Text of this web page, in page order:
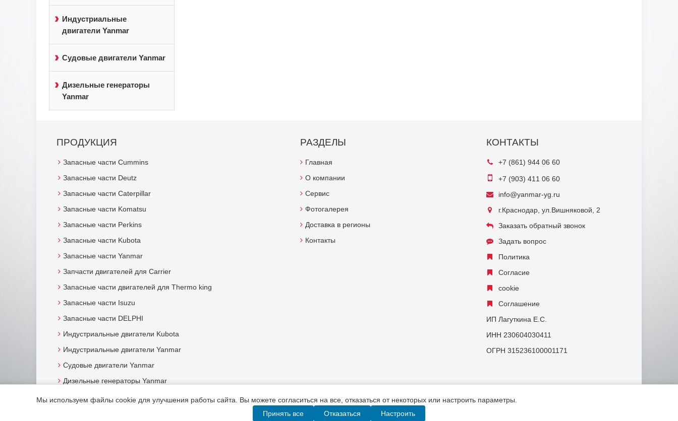
Индустриальные
двигатели Yanmar
Судовые двигатели Yanmar
Дизельные генераторы
Yanmar
ПРОДУКЦИЯ
Запасные части Cummins
Запасные части Deutz
Запасные части Caterpillar
Запасные части Komatsu
Запасные части Perkins
Запасные части Kubota
Запасные части Yanmar
Запчасти двигателей для Carrier
Запасные части двигателей для Thermo king
Запасные части Isuzu
Запасные части DELPHI
Индустриальные двигатели Kubota
Индустриальные двигатели Yanmar
Судовые двигатели Yanmar
Дизельные генераторы Yanmar
РАЗДЕЛЫ
Главная
О компании
Сервис
Фотогалерея
Доставка в регионы
Контакты
КОНТАКТЫ
+7 (861) 944 06 60
+7 (903) 411 06 60
info@yanmar-yg.ru
г.Краснодар, ул.Вишняковой, 2
Заказать обратный звонок
Задать вопрос
Политика
Согласие
cookie
Соглашение
ИП Лагуткина Е.С.
ИНН 230604030411
ОГРН 315236100001171
Мы используем файлы cookie для улучшения работы сайта. Вы можете согласиться на все, отказаться от некоторых или настроить параметры.
Принять все
Отказаться Настроить